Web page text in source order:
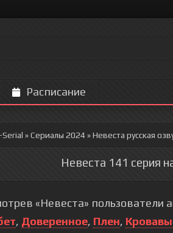
Расписание
»Сериалы 2024 » Невеста русская
Невеста 141 серия
«Невеста» пользователи
, Доверенное, Плен,